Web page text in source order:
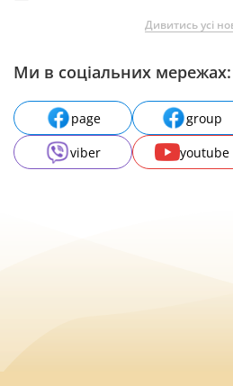
Дивитись усі
Ми в соціальних мережах:
page group
viber
youtube